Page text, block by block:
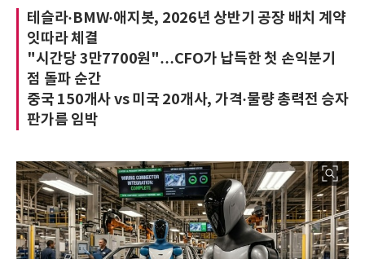
테슬라·BMW·애지봇, 2026년 상반기 공장 배치 계약
잇따라 체결
"시간당 3만7700원"…CFO가 납득한 첫 손익분기
점 돌파 순간
중국 150개사 vs 미국 20개사, 가격·물량 총력전 승자
판가름 임박